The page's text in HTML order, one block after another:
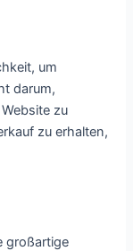
um
darum,
zu
zu erhalten,
großartige